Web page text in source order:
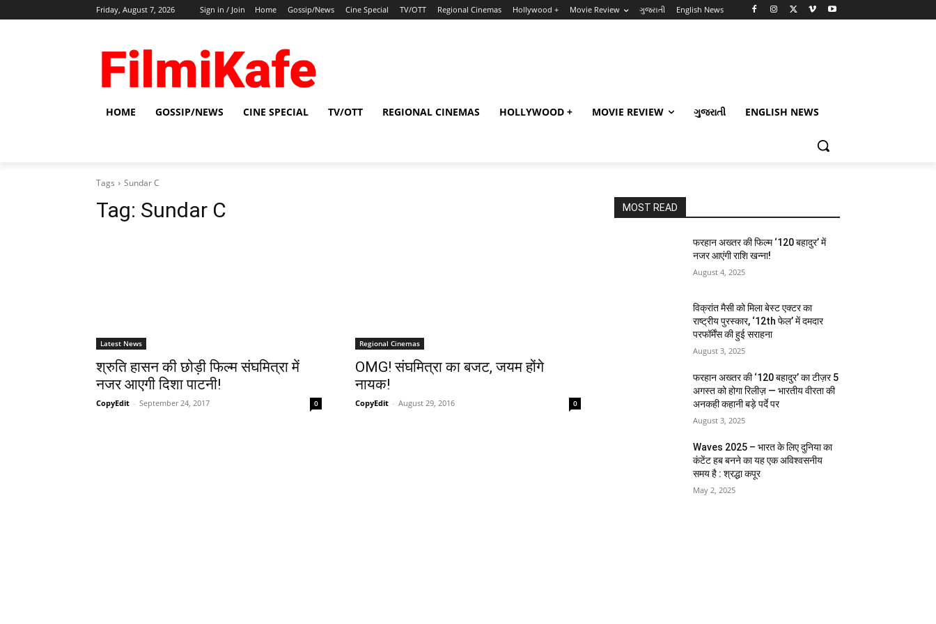
Friday, August 7, 2026 Sign in / Join Home Gossip/News Cine Special TV/OTT Regional Cinemas Hollywood + Movie Review ગુજરાતી English News
HOME GOSSIP/NEWS CINE SPECIAL TV/OTT REGIONAL CINEMAS HOLLYWOOD + MOVIE REVIEW ગુજરાતી ENGLISH NEWS
Tags Sundar C
Tag: Sundar C
Latest News
श्रुति हासन की छोड़ी फिल्म संघमित्रा में
नजर आएगी दिशा पाटनी!
CopyEdit - September 24, 2017 0
Regional Cinemas
OMG! संघमित्रा का बजट, जयम होंगे
नायक!
CopyEdit - August 29, 2016 0
MOST READ
फरहान अख्तर की फिल्म ‘120 बहादुर’ में
नजर आएंगी राशि खन्ना!
August 4, 2025
विक्रांत मैसी को मिला बेस्ट एक्टर का
राष्ट्रीय पुरस्कार, ‘12th फेल’ में दमदार
परफॉर्मेंस की हुई सराहना
August 3, 2025
फरहान अख्तर की ‘120 बहादुर’ का टीज़र 5
अगस्त को होगा रिलीज़ — भारतीय वीरता की
अनकही कहानी बड़े पर्दे पर
August 3, 2025
Waves 2025 – भारत के लिए दुनिया का
कंटेंट हब बनने का यह एक अविश्वसनीय
समय है : श्रद्धा कपूर
May 2, 2025